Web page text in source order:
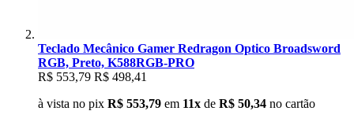
Teclado Mecânico Gamer Redragon Optico Broadsword
RGB, Preto, K588RGB-PRO
R$ 553,79 R$ 498,41
à vista no pix R$ 553,79 em 11x de R$ 50,34 no cartão